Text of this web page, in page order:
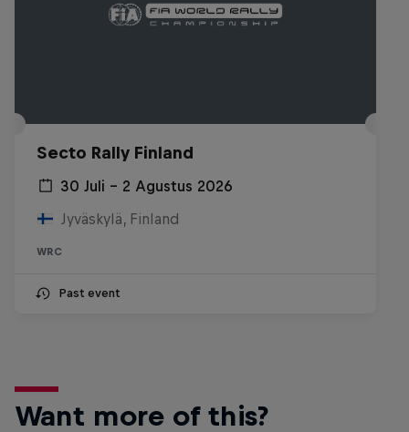
Secto Rally Finland
30 Juli – 2 Agustus 2026
Jyväskylä, Finland
WRC
Past event
Want more of this?